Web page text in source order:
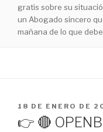
gratis sobre su
un Abogado sincero
mañana de lo que
PUBLICADO
18 DE ENERO DE
👉 🔴